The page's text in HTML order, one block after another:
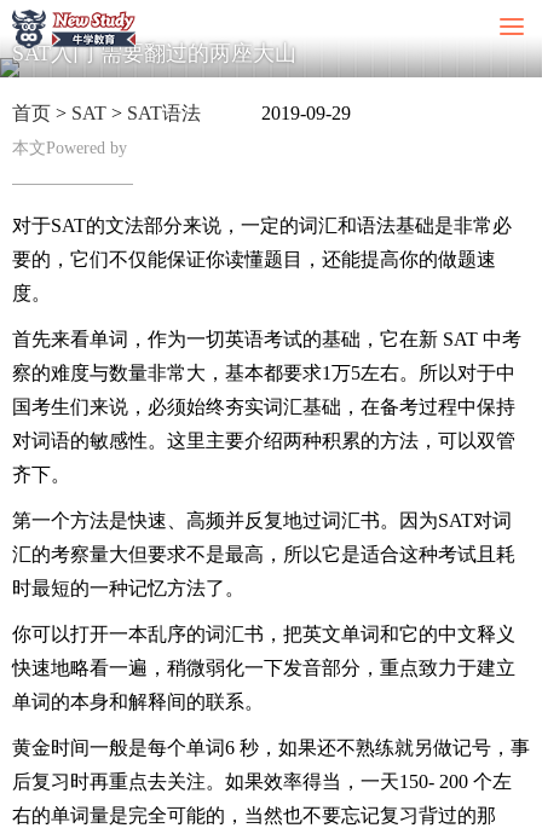
SAT入门 需要翻过的两座大山
首页 > SAT > SAT语法 2019-09-29
本文Powered by
对于SAT的文法部分来说，一定的词汇和语法基础是非常必
要的，它们不仅能保证你读懂题目，还能提高你的做题速
度。
首先来看单词，作为一切英语考试的基础，它在新 SAT 中考
察的难度与数量非常大，基本都要求1万5左右。所以对于中
国考生们来说，必须始终夯实词汇基础，在备考过程中保持
对词语的敏感性。这里主要介绍两种积累的方法，可以双管
齐下。
第一个方法是快速、高频并反复地过词汇书。因为SAT对词
汇的考察量大但要求不是最高，所以它是适合这种考试且耗
时最短的一种记忆方法了。
你可以打开一本乱序的词汇书，把英文单词和它的中文释义
快速地略看一遍，稍微弱化一下发音部分，重点致力于建立
单词的本身和解释间的联系。
黄金时间一般是每个单词6 秒，如果还不熟练就另做记号，事
后复习时再重点去关注。如果效率得当，一天150- 200 个左
右的单词量是完全可能的，当然也不要忘记复习背过的那